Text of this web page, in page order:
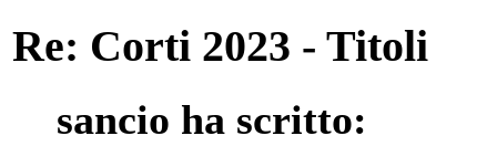
Re: Corti 2023 - Titoli
sancio ha scritto: